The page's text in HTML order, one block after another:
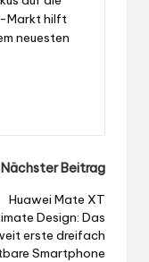
Markt hilft
neuesten
Nächster Beitrag
Huawei Mate XT
Design: Das
erste dreifach
Smartphone